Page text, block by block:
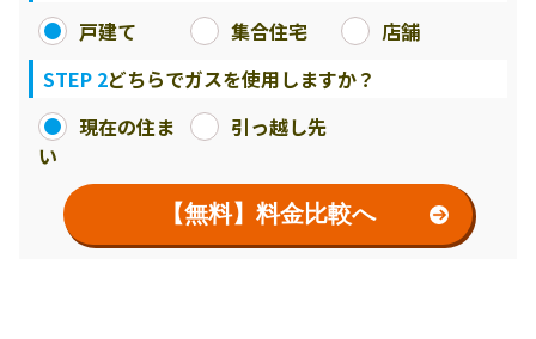
戸建て
集合住宅
店舗
STEP 2どちらでガスを使用しますか？
現在の住ま
い
引っ越し先
【無料】料金比較へ